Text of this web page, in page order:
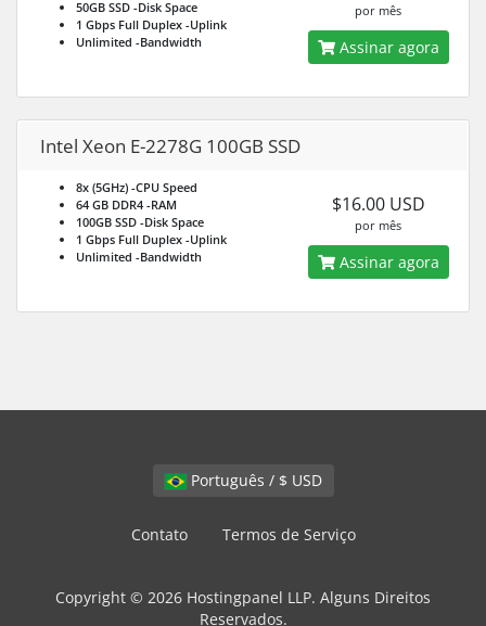
50GB SSD -Disk Space
1 Gbps Full Duplex -Uplink
Unlimited -Bandwidth
por mês
Assinar agora
Intel Xeon E-2278G 100GB SSD
8x (5GHz) -CPU Speed
64 GB DDR4 -RAM
100GB SSD -Disk Space
1 Gbps Full Duplex -Uplink
Unlimited -Bandwidth
$16.00 USD
por mês
Assinar agora
Português / $ USD
Contato Termos de Serviço
Copyright © 2026 Hostingpanel LLP. Alguns Direitos
Reservados.